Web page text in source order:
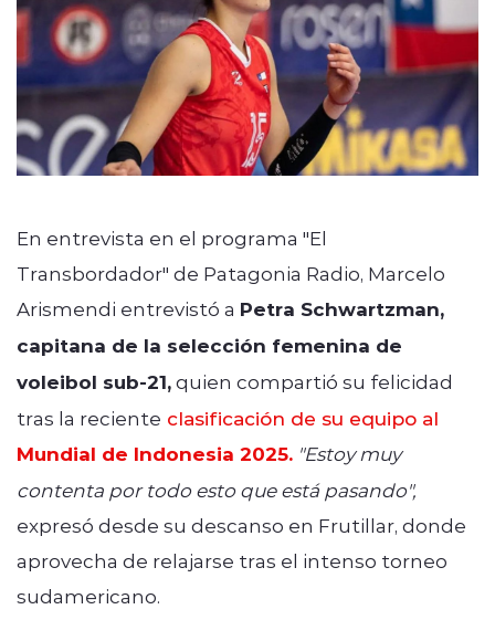
En entrevista en el programa "El
Transbordador" de Patagonia Radio, Marcelo
Arismendi entrevistó a Petra Schwartzman,
capitana de la selección femenina de
voleibol sub-21,quien compartió su felicidad
tras la reciente clasificación de su equipo al
Mundial de Indonesia 2025. "Estoy muy
contenta por todo esto que está pasando",
expresó desde su descanso en Frutillar, donde
aprovecha de relajarse tras el intenso torneo
sudamericano.